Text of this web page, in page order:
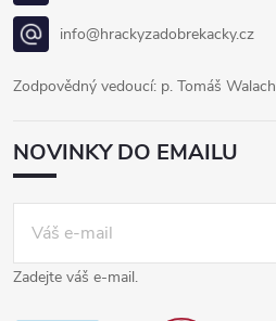
info@hrackyzadobrekacky.cz
Zodpovědný vedoucí: p. Tomáš Walach
NOVINKY DO EMAILU
Zadejte váš e-mail.